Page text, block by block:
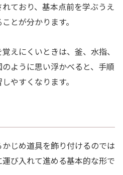
ており、基本点前を学ぶうえ
とが分かります。
えにくいときは、釜、水指、
ように思い浮かべると、手順
やすくなります。
じめ道具を飾り付けるのでは
び入れて進める基本的な形で